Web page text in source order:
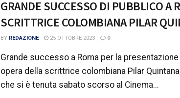
GRANDE SUCCESSO DI PUBBLICO A
SCRITTRICE COLOMBIANA PILAR
BY REDAZIONE 25 OTTOBRE 2023 0
Grande successo a Roma per la
opera della scrittrice colombiana Pilar
che si è tenuta sabato scorso al Cinema...